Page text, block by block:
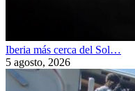
Iberia más cerca del Sol…
5 agosto, 2026